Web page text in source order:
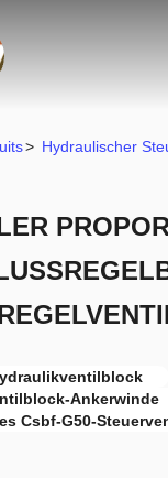
> Hydraulischer
Ankerwinde
Csbf-G50-